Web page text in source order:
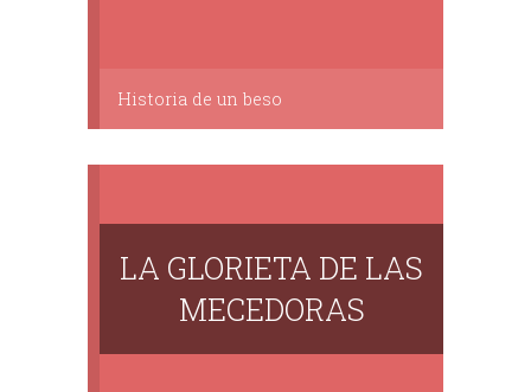
Historia de un beso
LA GLORIETA DE LAS
MECEDORAS